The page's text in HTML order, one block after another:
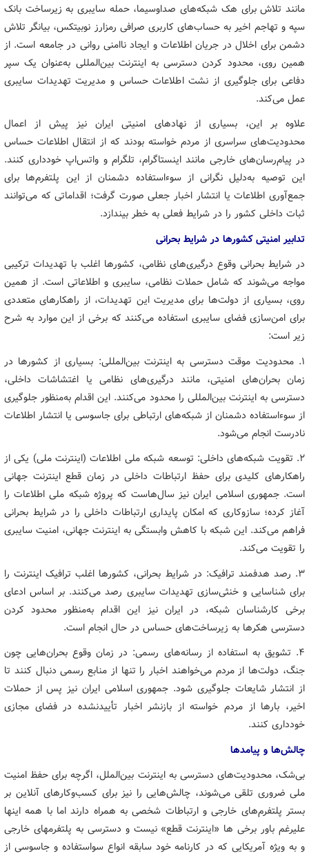
مانند تلاش برای هک شبکه‌های صداوسیما، حمله سایبری به زیرساخت بانک
سپه و تهاجم اخیر به حساب‌های کاربری صرافی رمزارز نوبیتکس، بیانگر تلاش
دشمن برای اخلال در جریان اطلاعات و ایجاد ناامنی روانی در جامعه است. از
همین روی، محدود کردن دسترسی به اینترنت بین‌المللی به‌عنوان یک سپر
دفاعی برای جلوگیری از نشت اطلاعات حساس و مدیریت تهدیدات سایبری
عمل می‌کند.
علاوه بر این، بسیاری از نهادهای امنیتی ایران نیز پیش از اعمال
محدودیت‌های سراسری از مردم خواسته بودند که از انتقال اطلاعات حساس
در پیام‌رسان‌های خارجی مانند اینستاگرام، تلگرام و واتس‌اپ خودداری کنند.
این توصیه به‌دلیل نگرانی از سوءاستفاده دشمنان از این پلتفرم‌ها برای
جمع‌آوری اطلاعات یا انتشار اخبار جعلی صورت گرفت؛ اقداماتی که می‌توانند
ثبات داخلی کشور را در شرایط فعلی به خطر بیندازد.
تدابیر امنیتی کشورها در شرایط بحرانی
در شرایط بحرانی وقوع درگیری‌های نظامی، کشورها اغلب با تهدیدات ترکیبی
مواجه می‌شوند که شامل حملات نظامی، سایبری و اطلاعاتی است. از همین
روی، بسیاری از دولت‌ها برای مدیریت این تهدیدات، از راهکارهای متعددی
برای امن‌سازی فضای سایبری استفاده می‌کنند که برخی از این موارد به شرح
زیر است:
۱. محدودیت موقت دسترسی به اینترنت بین‌المللی: بسیاری از کشورها در
زمان بحران‌های امنیتی، مانند درگیری‌های نظامی یا اغتشاشات داخلی،
دسترسی به اینترنت بین‌المللی را محدود می‌کنند. این اقدام به‌منظور جلوگیری
از سوءاستفاده دشمنان از شبکه‌های ارتباطی برای جاسوسی یا انتشار اطلاعات
نادرست انجام می‌شود.
۲. تقویت شبکه‌های داخلی: توسعه شبکه ملی اطلاعات (اینترنت ملی) یکی از
راهکارهای کلیدی برای حفظ ارتباطات داخلی در زمان قطع اینترنت جهانی
است. جمهوری اسلامی ایران نیز سال‌هاست که پروژه شبکه ملی اطلاعات را
آغاز کرده؛ سازوکاری که امکان پایداری ارتباطات داخلی را در شرایط بحرانی
فراهم می‌کند. این شبکه با کاهش وابستگی به اینترنت جهانی، امنیت سایبری
را تقویت می‌کند.
۳. رصد هدفمند ترافیک: در شرایط بحرانی، کشورها اغلب ترافیک اینترنت را
برای شناسایی و خنثی‌سازی تهدیدات سایبری رصد می‌کنند. بر اساس ادعای
برخی کارشناسان شبکه، در ایران نیز این اقدام به‌منظور محدود کردن
دسترسی هکرها به زیرساخت‌های حساس در حال انجام است.
۴. تشویق به استفاده از رسانه‌های رسمی: در زمان وقوع بحران‌هایی چون
جنگ، دولت‌ها از مردم می‌خواهند اخبار را تنها از منابع رسمی دنبال کنند تا
از انتشار شایعات جلوگیری شود. جمهوری اسلامی ایران نیز پس از حملات
اخیر، بارها از مردم خواسته از بازنشر اخبار تأییدنشده در فضای مجازی
خودداری کنند.
چالش‌ها و پیامدها
بی‌شک، محدودیت‌های دسترسی به اینترنت بین‌الملل، اگرچه برای حفظ امنیت
ملی ضروری تلقی می‌شوند، چالش‌هایی را نیز برای کسب‌وکارهای آنلاین بر
بستر پلتفرم‌های خارجی و ارتباطات شخصی به همراه دارند اما با همه اینها
علیرغم باور برخی ها «اینترنت قطع» نیست و دسترسی به پلتفرمهای خارجی
و به ویژه آمریکایی که در کارنامه خود سابقه انواع سواستفاده و جاسوسی از